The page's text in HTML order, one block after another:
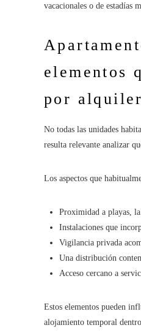
vacacionales o de estadías
elementos
por alquiler
No todas las unidades
resulta relevante analizar
Los aspectos que
Proximidad a playas,
Instalaciones que
Vigilancia privada
Una distribución
Acceso cercano a
Estos elementos pueden
alojamiento temporal